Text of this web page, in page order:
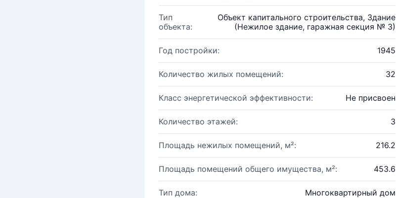
Тип
объекта:
Объект капитального строительства, Здание
(Нежилое здание, гаражная секция № 3)
Год постройки: 1945
Количество жилых помещений: 32
Класс энергетической эффективности: Не присвоен
Количество этажей: 3
Площадь нежилых помещений, м²: 216.2
Площадь помещений общего имущества, м²: 453.6
Тип дома: Многоквартирный дом